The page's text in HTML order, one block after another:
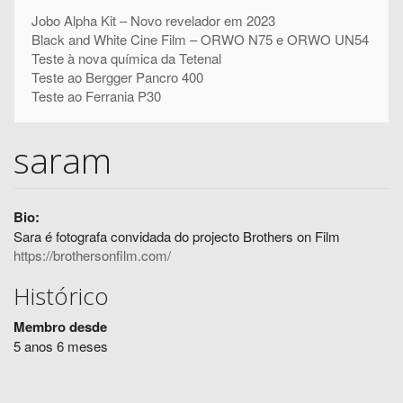
Jobo Alpha Kit – Novo revelador em 2023
Black and White Cine Film – ORWO N75 e ORWO UN54
Teste à nova química da Tetenal
Teste ao Bergger Pancro 400
Teste ao Ferrania P30
saram
Bio:
Sara é fotografa convidada do projecto Brothers on Film
https://brothersonfilm.com/
Histórico
Membro desde
5 anos 6 meses